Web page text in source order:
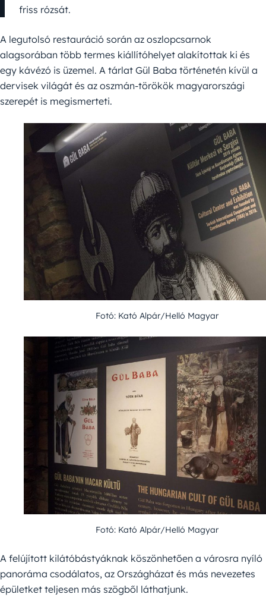
friss rózsát.
A legutolsó restauráció során az oszlopcsarnok
alagsorában több termes kiállítóhelyet alakítottak ki és
egy kávézó is üzemel. A tárlat Gül Baba történetén kívül a
dervisek világát és az oszmán-törökök magyarországi
szerepét is megismerteti.
Fotó: Kató Alpár/Helló Magyar
Fotó: Kató Alpár/Helló Magyar
A felújított kilátóbástyáknak köszönhetően a városra nyíló
panoráma csodálatos, az Országházat és más nevezetes
épületket teljesen más szögből láthatjunk.